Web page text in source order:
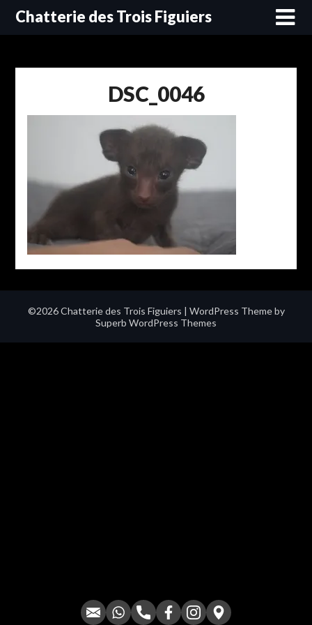
SkipChatterie des Trois Figuiers
DSC_0046
©2026 Chatterie des Trois Figuiers | WordPress Theme by
Superb WordPress Themes